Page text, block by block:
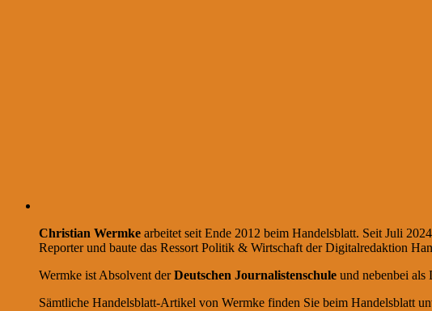
Christian Wermke arbeitet seit Ende 2012 beim Handelsblatt. Seit Juli
Reporter und baute das Ressort Politik & Wirtschaft der Digitalredaktion
Wermke ist Absolvent derDeutschen Journalistenschule und nebenbei als
Sämtliche Handelsblatt-Artikel von Wermke finden Sie beim Handelsblatt